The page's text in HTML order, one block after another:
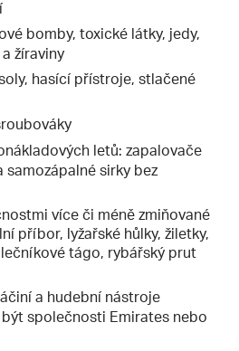
bomby, toxické látky, jedy,
žíraviny
hasící přístroje, stlačené
letů: zapalovače
samozápalné sirky bez
více či méně zmiňované
příbor, lyžařské hůlky, žiletky,
tágo, rybářský prut
a hudební nástroje
společnosti Emirates nebo